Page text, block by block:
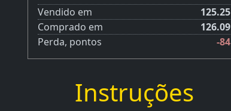
Vendido em
125.25
Comprado em
126.09
Perda, pontos
-84
Instruções